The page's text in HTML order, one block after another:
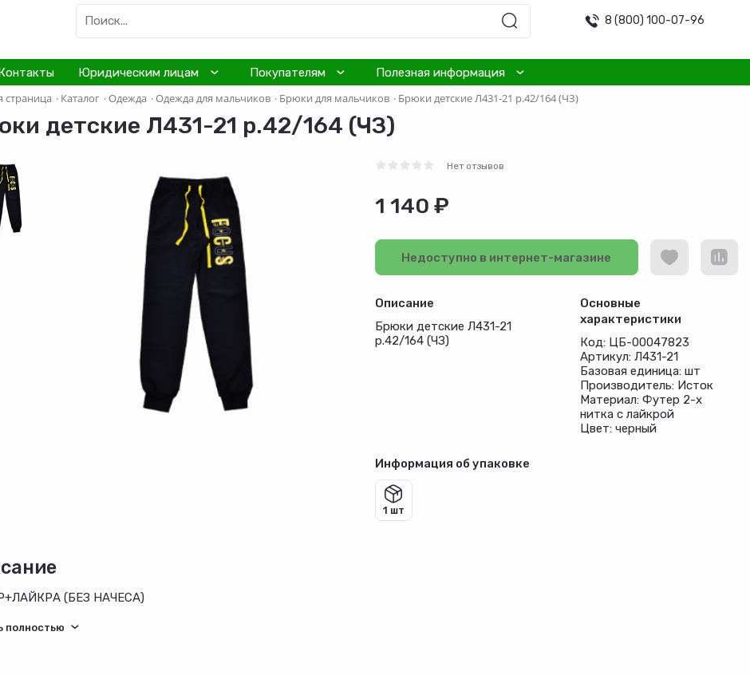
8 (800) 100-07-96
Юридическим лицам Покупателям Полезная информация
страница · Каталог ·Одежда ·Одежда для мальчиков · Брюки для мальчиков · Брюки детские Л431-21 р.42/164 (ЧЗ)
детские Л431-21 р.42/164 (ЧЗ)
Нет отзывов
1 140 ₽
Недоступно в интернет-магазине
Описание
Брюки детские Л431-21
р.42/164 (ЧЗ)
Основные
характеристики
Код: ЦБ-00047823
Артикул: Л431-21
Базовая единица: шт
Производитель: Исток
Материал: Футер 2-х
нитка с лайкрой
Цвет: черный
Информация об упаковке
1 шт
(БЕЗ НАЧЕСА)